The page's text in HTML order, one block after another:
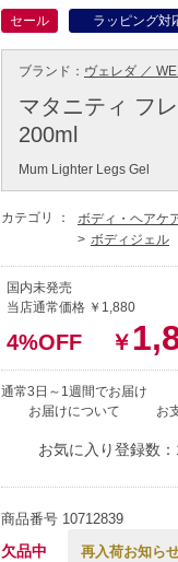
セール ラッピング対
ブランド： ヴェレダ ／
マタニティ フ
200ml
Mum Lighter Legs Gel
カテゴリ ： ボディ・ヘアケ
ボディジェル
国内未発売
当店通常価格 ￥1,880
4%OFF ￥
通常3日～1週間でお届け
お届けについて
お
お気に入り登録数
商品番号 10712839
欠品中 再入荷お知ら